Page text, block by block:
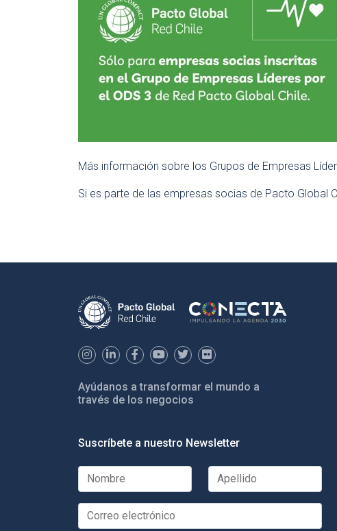
Más información sobre los Grupos de Empresas
Si es parte de las empresas socias de Pacto Global
Ayúdanos a transformar el mundo a
través de los negocios
Suscríbete a nuestro Newsletter